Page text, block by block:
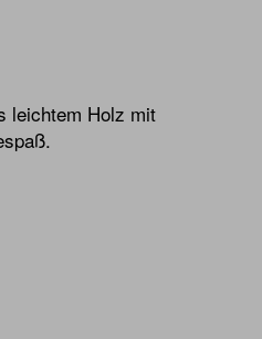
leichtem Holz mit